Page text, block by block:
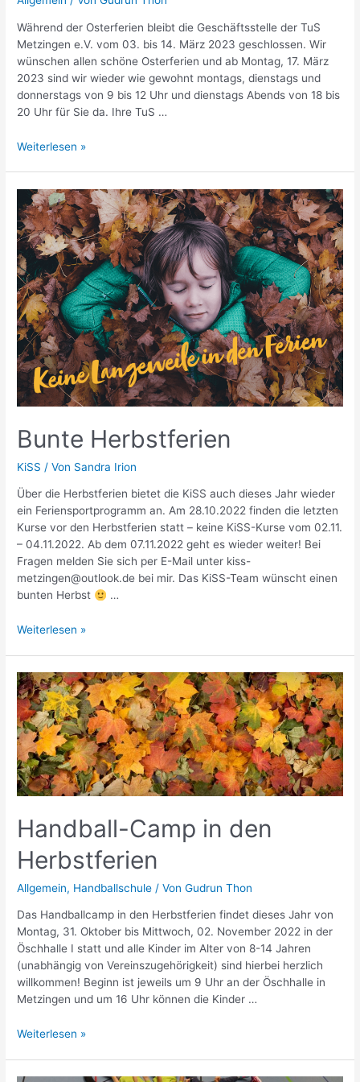
Während der Osterferien bleibt die Geschäftsstelle der TuS
Metzingen e.V. vom 03. bis 14. März 2023 geschlossen. Wir
wünschen allen schöne Osterferien und ab Montag, 17. März
2023 sind wir wieder wie gewohnt montags, dienstags und
donnerstags von 9 bis 12 Uhr und dienstags Abends von 18 bis
20 Uhr für Sie da. Ihre TuS …
Geschäftsstelle
Osterferien
geschlossen
Weiterlesen »
Bunte Herbstferien
KiSS / Von Sandra Irion
Über die Herbstferien bietet die KiSS auch dieses Jahr wieder
ein Feriensportprogramm an. Am 28.10.2022 finden die letzten
Kurse vor den Herbstferien statt – keine KiSS-Kurse vom 02.11.
– 04.11.2022. Ab dem 07.11.2022 geht es wieder weiter! Bei
Fragen melden Sie sich per E-Mail unter kiss-
metzingen@outlook.de bei mir. Das KiSS-Team wünscht einen
bunten Herbst
…
Bunte
Weiterlesen »
Handball-Camp in den
Herbstferien
Allgemein, Handballschule / VonGudrun Thon
Das Handballcamp in den Herbstferien findet dieses Jahr von
Montag, 31. Oktober bis Mittwoch, 02. November 2022 in der
Öschhalle I statt und alle Kinder im Alter von 8-14 Jahren
(unabhängig von Vereinszugehörigkeit) sind hierbei herzlich
willkommen! Beginn ist jeweils um 9 Uhr an der Öschhalle in
Metzingen und um 16 Uhr können die Kinder …
Handball-
Weiterlesen »